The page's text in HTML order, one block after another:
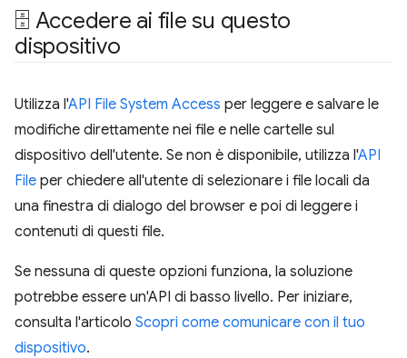
🗄 Accedere ai file su questo
dispositivo
Utilizza l'API File System Access per leggere e salvare le
modifiche direttamente nei file e nelle cartelle sul
dispositivo dell'utente. Se non è disponibile, utilizza l'API
File per chiedere all'utente di selezionare i file locali da
una finestra di dialogo del browser e poi di leggere i
contenuti di questi file.
Se nessuna di queste opzioni funziona, la soluzione
potrebbe essere un'API di basso livello. Per iniziare,
consulta l'articolo Scopri come comunicare con il tuo
dispositivo.